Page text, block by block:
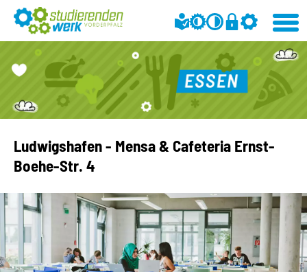
Ludwigshafen - Mensa & Cafeteria Ernst-
Boehe-Str. 4